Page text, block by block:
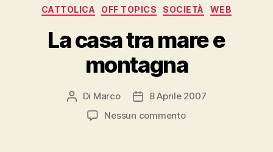
Categorie
CATTOLICA OFF TOPICS SOCIETÀ WEB
La casa tra mare e
montagna
Autore
articolo
Di Marco
Data8 Aprile 2007
Nessun commentosu